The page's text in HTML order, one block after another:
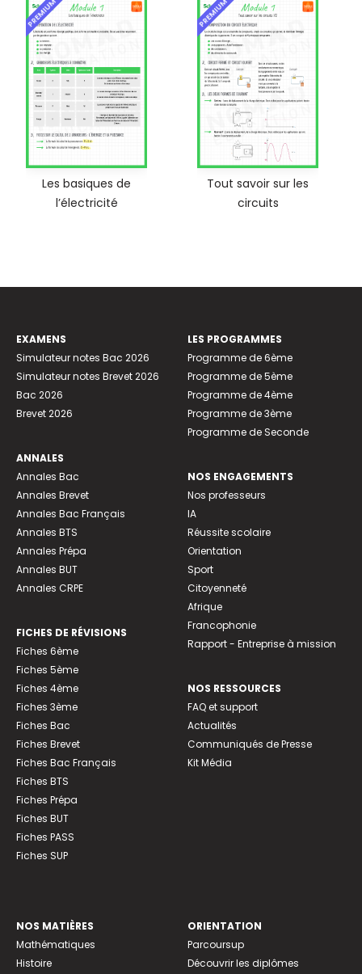
PREMIUM
Les basiques de
l’électricité
PREMIUM
Tout savoir sur les
circuits
EXAMENS
Simulateur notes Bac 2026
Simulateur notes Brevet 2026
Bac 2026
Brevet 2026
ANNALES
Annales Bac
Annales Brevet
Annales Bac Français
Annales BTS
Annales Prépa
Annales BUT
Annales CRPE
FICHES DE RÉVISIONS
Fiches 6ème
Fiches 5ème
Fiches 4ème
Fiches 3ème
Fiches Bac
Fiches Brevet
Fiches Bac Français
Fiches BTS
Fiches Prépa
Fiches BUT
Fiches PASS
Fiches SUP
LES PROGRAMMES
Programme de 6ème
Programme de 5ème
Programme de 4ème
Programme de 3ème
Programme de Seconde
NOS ENGAGEMENTS
Nos professeurs
IA
Réussite scolaire
Orientation
Sport
Citoyenneté
Afrique
Francophonie
Rapport - Entreprise à mission
NOS RESSOURCES
FAQ et support
Actualités
Communiqués de Presse
Kit Média
NOS MATIÈRES
Mathématiques
Histoire
ORIENTATION
Parcoursup
Découvrir les diplômes